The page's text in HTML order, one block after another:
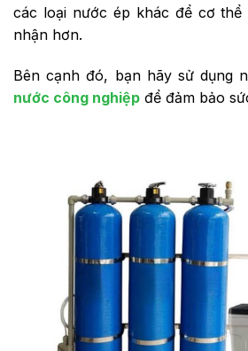
các loại nước ép khác để cơ thể
nhận hơn.
Bên cạnh đó, bạn hãy sử dụng
nước công nghiệp để đảm bảo